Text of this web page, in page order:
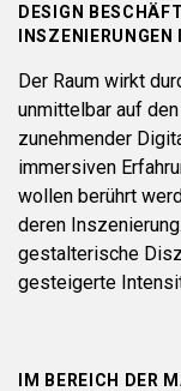
DESIGN
Der Raum wirkt
unmittelbar auf
zunehmender
immersiven
wollen berührt
deren
gestalterische
gesteigerte
IM BEREICH DER